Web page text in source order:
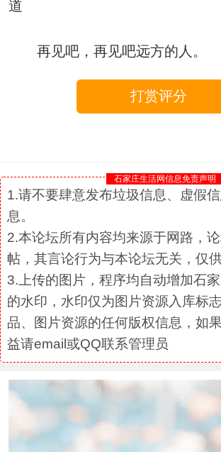
道
再见吧，再见吧远方的人。
打赏评分
石家庄生活网信息免责声明
1.请不要肆意发布垃圾信息、虚假
息。
2.本论坛所有内容均来源于网路，
帖，其言论行为与本论坛无关，仅供
3.上传的图片，程序均自动增加石
的水印，水印仅为图片资源入库标
品、图片资源的任何版权信息，如
益请email或QQ联系管理员